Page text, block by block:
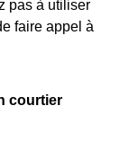
pas à utiliser
faire appel à
courtier